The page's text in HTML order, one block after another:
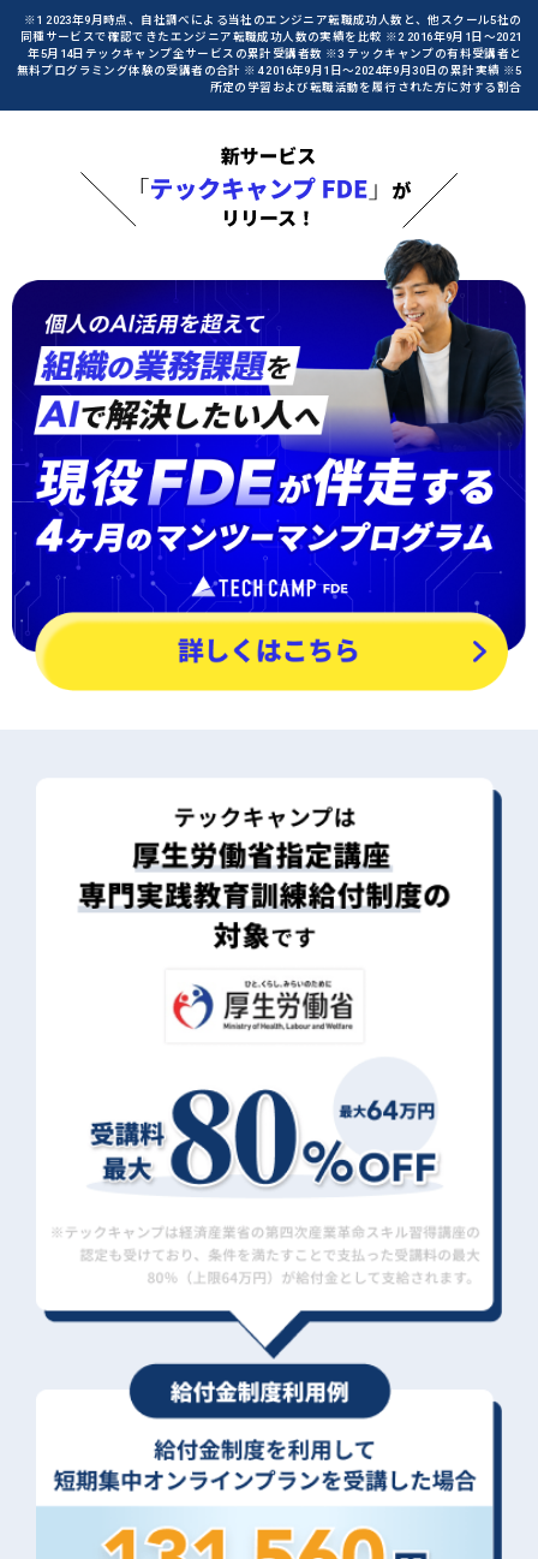
※1 2023年9月時点、自社調べによる当社のエンジニア転職成功人数と、他スクール5社の
同種サービスで確認できたエンジニア転職成功人数の実績を比較 ※2 2016年9月1日〜2021
年5月14日テックキャンプ全サービスの累計受講者数 ※3 テックキャンプの有料受講者と
無料プログラミング体験の受講者の合計 ※4 2016年9月1日〜2024年9月30日の累計実績 ※5
所定の学習および転職活動を履行された方に対する割合